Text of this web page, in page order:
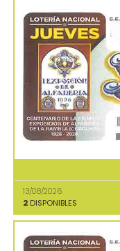
13/08/2026
2 DISPONIBLES